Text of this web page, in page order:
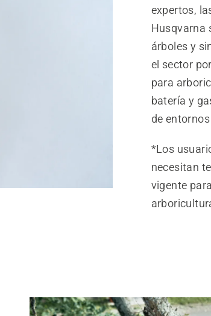
expertos,
Husqvarna
árboles y
el sector
para
batería y
de
*Los
necesitan
vigente